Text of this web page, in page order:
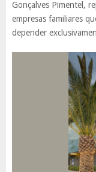
Gonçalves Pimentel,
empresas familiares
depender